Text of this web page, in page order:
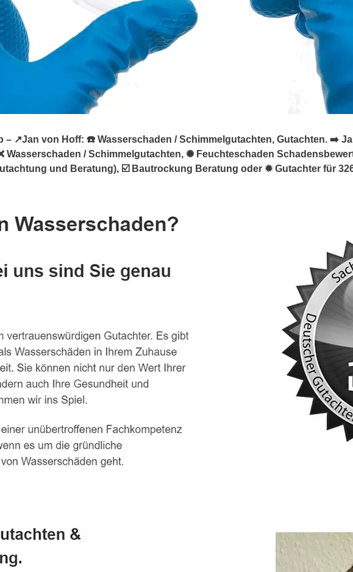
– ↗️Jan von Hoff: ☎️ Wasserschaden / Schimmelgutachten, Gutachten. ➡️
Wasserschaden / Schimmelgutachten, ✺ Feuchteschaden
und Beratung), ☑️ Bautrockung Beratung oder ✹ Gutachter für